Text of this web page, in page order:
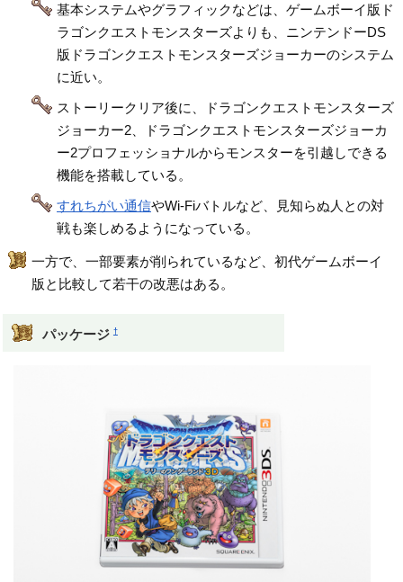
基本システムやグラフィックなどは、ゲームボーイ版ド
ラゴンクエストモンスターズよりも、ニンテンドーDS
版ドラゴンクエストモンスターズジョーカーのシステム
に近い。
ストーリークリア後に、ドラゴンクエストモンスターズ
ジョーカー2、ドラゴンクエストモンスターズジョーカ
ー2プロフェッショナルからモンスターを引越しできる
機能を搭載している。
すれちがい通信やWi-Fiバトルなど、見知らぬ人との対
戦も楽しめるようになっている。
一方で、一部要素が削られているなど、初代ゲームボーイ
版と比較して若干の改悪はある。
パッケージ †